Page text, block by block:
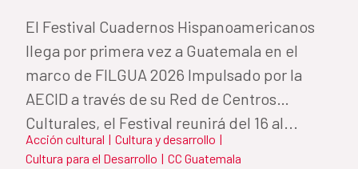
El Festival Cuadernos Hispanoamericanos
llega por primera vez a Guatemala en el
marco de FILGUA 2026 Impulsado por la
AECID a través de su Red de Centros
Culturales, el Festival reunirá del 16 al...
Acción cultural | Cultura y desarrollo |
Cultura para el Desarrollo | CC Guatemala